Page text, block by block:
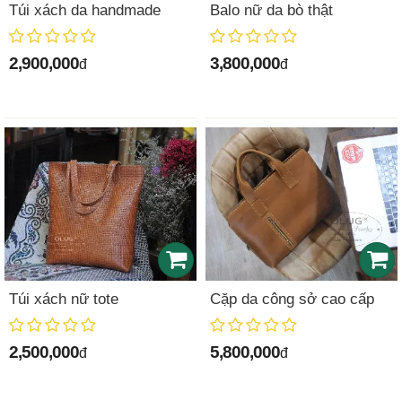
Túi xách da handmade
2,900,000đ
Balo nữ da bò thật
3,800,000đ
Túi xách nữ tote
2,500,000đ
Cặp da công sở cao cấp
5,800,000đ